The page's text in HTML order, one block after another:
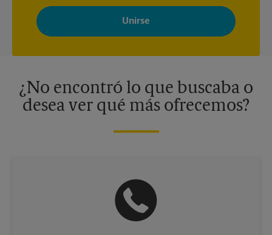
Al registrarse, acepta recibir correos electrónicos de The UPS
Store con noticias, ofertas especiales, promociones y mensajes
adaptados a sus intereses. Puede darse de baja en cualquier
momento. Para más información, consulte nuestra política de
¿No encontró lo que buscaba o
desea ver qué más ofrecemos?